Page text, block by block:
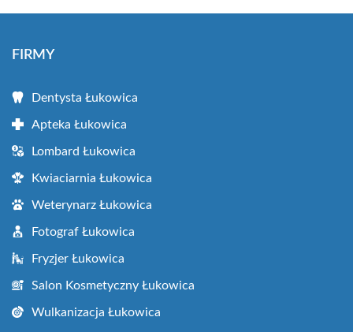
FIRMY
Dentysta Łukowica
Apteka Łukowica
Lombard Łukowica
Kwiaciarnia Łukowica
Weterynarz Łukowica
Fotograf Łukowica
Fryzjer Łukowica
Salon Kosmetyczny Łukowica
Wulkanizacja Łukowica